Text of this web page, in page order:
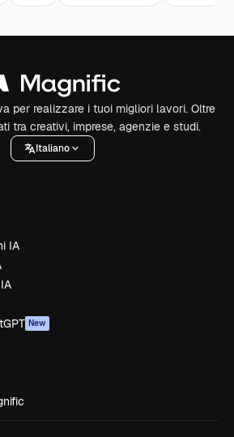
per realizzare i tuoi migliori lavori. Oltre
tra creativi, imprese, agenzie e studi.
Italiano
IA
New